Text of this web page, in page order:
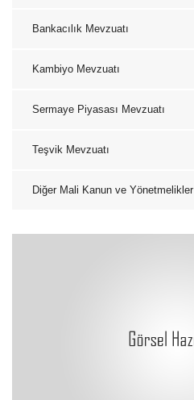
Bankacılık Mevzuatı
Kambiyo Mevzuatı
Sermaye Piyasası Mevzuatı
Teşvik Mevzuatı
Diğer Mali Kanun ve Yönetmelikler